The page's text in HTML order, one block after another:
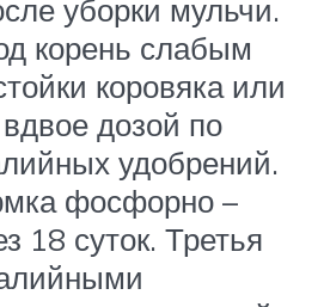
уборки мульчи.
корень слабым
коровяка или
дозой по
удобрений.
фосфорно –
18 суток. Третья